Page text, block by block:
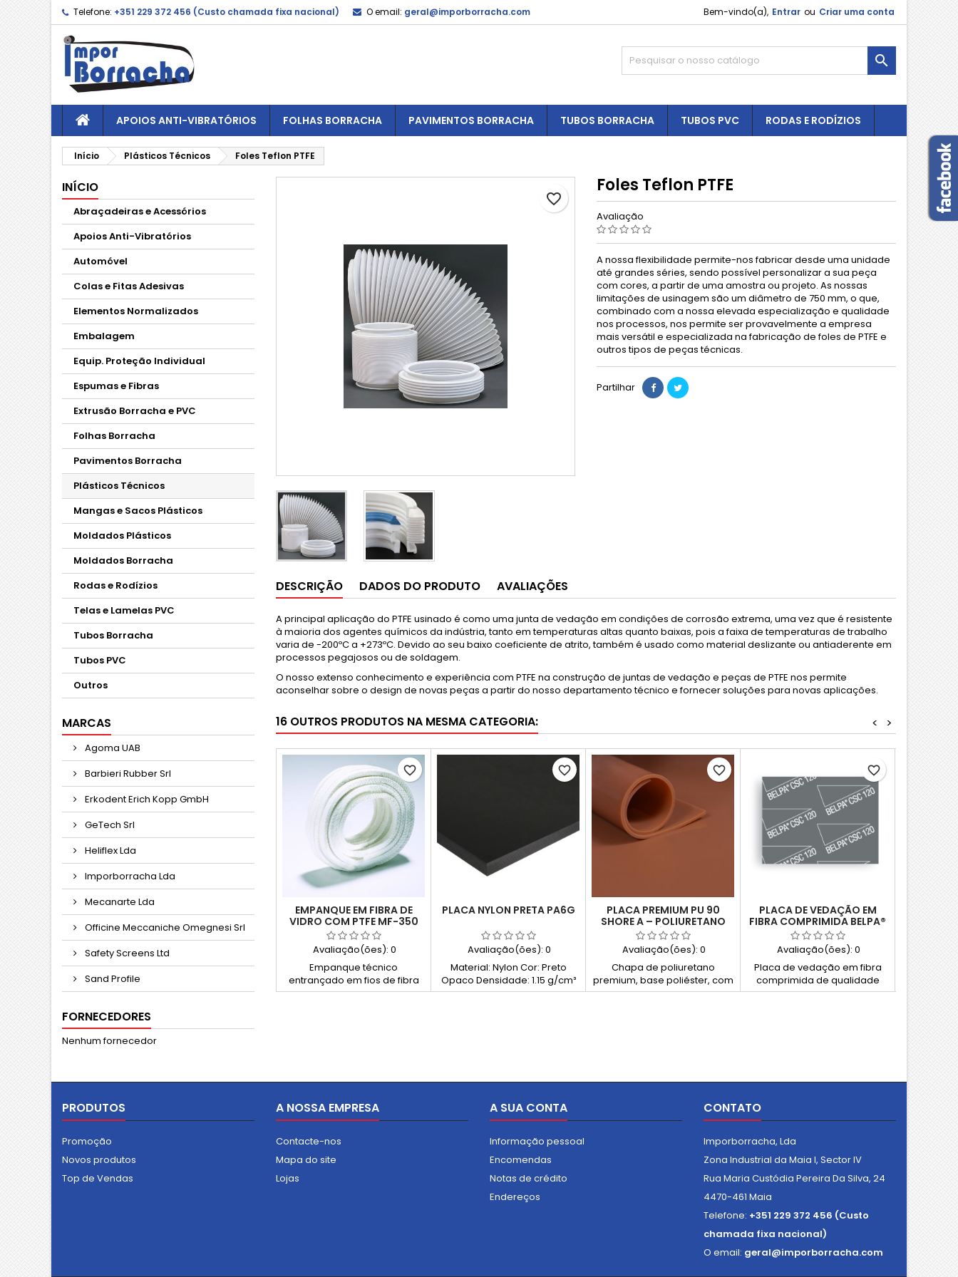
Telefone: +351 229 372 456 (Custo chamada fixa nacional) O email: geral@imporborracha.com Bem-vindo(a), Entrar ou Criar uma conta

APOIOS ANTI-VIBRATÓRIOS FOLHAS BORRACHA PAVIMENTOS BORRACHA TUBOS BORRACHA TUBOS PVC RODAS E RODÍZIOS
Início Plásticos Técnicos Foles Teflon PTFE
INÍCIO
Abraçadeiras e Acessórios
Apoios Anti-Vibratórios
Automóvel
Colas e Fitas Adesivas
Elementos Normalizados
Embalagem
Equip. Proteção Individual
Espumas e Fibras
Extrusão Borracha e PVC
Folhas Borracha
Pavimentos Borracha
Plásticos Técnicos
Mangas e Sacos Plásticos
Moldados Plásticos
Moldados Borracha
Rodas e Rodízios
Telas e Lamelas PVC
Tubos Borracha
Tubos PVC
Outros
MARCAS
Agoma UAB
Barbieri Rubber Srl
Erkodent Erich Kopp GmbH
GeTech Srl
Heliflex Lda
Imporborracha Lda
Mecanarte Lda
Officine Meccaniche Omegnesi Srl
Safety Screens Ltd
Sand Profile
FORNECEDORES
Nenhum fornecedor
favorite_border
Foles Teflon PTFE
Avaliação
A nossa flexibilidade permite-nos fabricar desde uma unidade
até grandes séries, sendo possível personalizar a sua peça
com cores, a partir de uma amostra ou projeto. As nossas
limitações de usinagem são um diâmetro de 750 mm, o que,
combinado com a nossa elevada especialização e qualidade
nos processos, nos permite ser provavelmente a empresa
mais versátil e especializada na fabricação de foles de PTFE e
outros tipos de peças técnicas.
Partilhar
DESCRIÇÃO DADOS DO PRODUTO AVALIAÇÕES
A principal aplicação do PTFE usinado é como uma junta de vedação em condições de corrosão extrema, uma vez que é resistente
à maioria dos agentes químicos da indústria, tanto em temperaturas altas quanto baixas, pois a faixa de temperaturas de trabalho
varia de -200ºC a +273ºC. Devido ao seu baixo coeficiente de atrito, também é usado como material deslizante ou antiaderente em
processos pegajosos ou de soldagem.
O nosso extenso conhecimento e experiência com PTFE na construção de juntas de vedação e peças de PTFE nos permite
aconselhar sobre o design de novas peças a partir do nosso departamento técnico e fornecer soluções para novas aplicações.
16 OUTROS PRODUTOS NA MESMA CATEGORIA: >
<
EMPANQUE EM FIBRA DE
VIDRO COM PTFE MF-350
Avaliação(ões): 0
Empanque técnico
entrançado em fios de fibra
de vidro tipo E, impregnado e
exigentes.
favorite_border
PLACA NYLON PRETA PA6G
Avaliação(ões): 0
Material: Nylon Cor: Preto
Opaco Densidade: 1.15 g/cm³
favorite_border
PLACA PREMIUM PU 90
SHORE A – POLIURETANO
BASE POLIÉSTER (ALTA
PERFORMANCE)
Avaliação(ões): 0
Chapa de poliuretano
premium, base poliéster, com
dureza 90 Shore A. Material de
Ideal para raspadores, juntas,
aplicações de desgaste
severo.
favorite_border
PLACA DE VEDAÇÃO EM
FIBRA COMPRIMIDA BELPA®
CSC-120 (QUALIDADE
PREMIUM, SEM AMIANTO)
Avaliação(ões): 0
Placa de vedação em fibra
comprimida de qualidade
premium, sem amianto,
vapor, sendo indicada para
favorite_border
PRODUTOS
Promoção
Novos produtos
Top de Vendas
A NOSSA EMPRESA
Contacte-nos
Mapa do site
Lojas
A SUA CONTA
Informação pessoal
Encomendas
Notas de crédito
Endereços
CONTATO
Imporborracha, Lda
Zona Industrial da Maia I, Sector IV
Rua Maria Custódia Pereira Da Silva, 24
4470-461 Maia
Telefone: +351 229 372 456 (Custo
chamada fixa nacional)
O email: geral@imporborracha.com